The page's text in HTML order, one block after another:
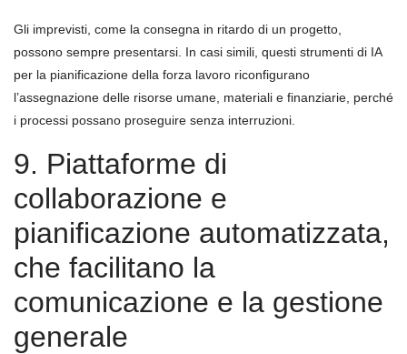
Gli imprevisti, come la consegna in ritardo di un progetto,
possono sempre presentarsi. In casi simili, questi strumenti di IA
per la pianificazione della forza lavoro riconfigurano
l’assegnazione delle risorse umane, materiali e finanziarie, perché
i processi possano proseguire senza interruzioni.
9. Piattaforme di
collaborazione e
pianificazione automatizzata,
che facilitano la
comunicazione e la gestione
generale